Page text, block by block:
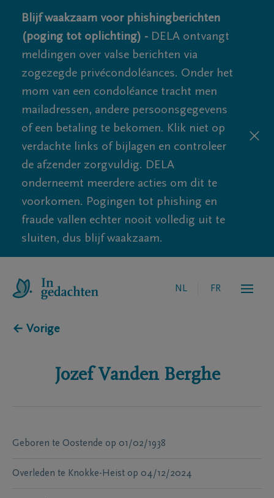
Blijf waakzaam voor phishingberichten
(poging tot oplichting) - DELA ontvangt
meldingen over valse berichten via
zogezegde privécondoléances. Onder het
mom van een condoléance tracht men
mailadressen, andere persoonsgegevens
of een betaling te bekomen. Klik niet op
verdachte links of bijlagen en controleer
de afzender zorgvuldig. DELA
onderneemt meerdere acties om dit te
voorkomen. Pogingen tot phishing en
fraude vallen echter nooit volledig uit te
sluiten, dus blijf waakzaam.
NL FR
← Vorige
Jozef Vanden Berghe
Geboren te Oostende op 01/02/1938
Overleden te Knokke-Heist op 04/12/2024